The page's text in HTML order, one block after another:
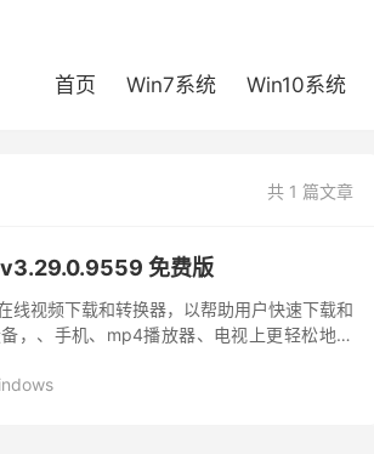
首页 Win7系统 Win10系统
共 1 篇文章
免费版
线视频下载和转换器，以帮助用户快速下载和
，、手机、mp4播放器、电视上更轻松地播